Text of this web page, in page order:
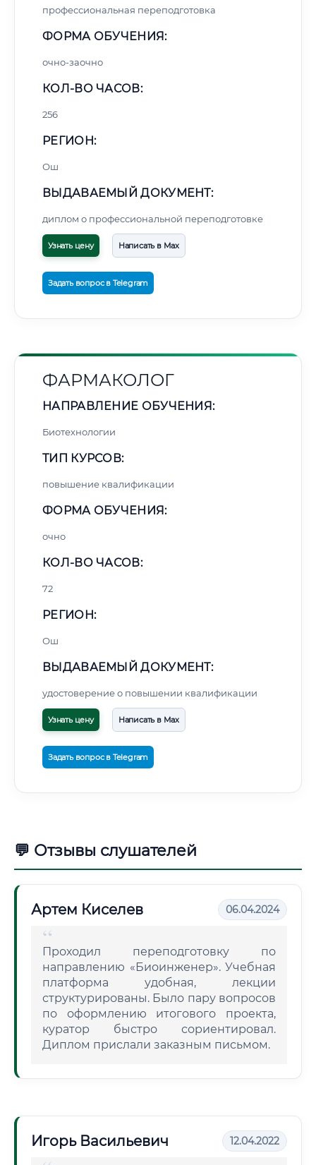
профессиональная переподготовка
ФОРМА ОБУЧЕНИЯ:
очно-заочно
КОЛ-ВО ЧАСОВ:
256
РЕГИОН:
Ош
ВЫДАВАЕМЫЙ ДОКУМЕНТ:
диплом о профессиональной переподготовке
Узнать цену Написать в Max
Задать вопрос в Telegram
ФАРМАКОЛОГ
НАПРАВЛЕНИЕ ОБУЧЕНИЯ:
Биотехнологии
ТИП КУРСОВ:
повышение квалификации
ФОРМА ОБУЧЕНИЯ:
очно
КОЛ-ВО ЧАСОВ:
72
РЕГИОН:
Ош
ВЫДАВАЕМЫЙ ДОКУМЕНТ:
удостоверение о повышении квалификации
Узнать цену Написать в Max
Задать вопрос в Telegram
💬 Отзывы слушателей
Артем Киселев 06.04.2024
Проходил переподготовку по
направлению «Биоинженер». Учебная
платформа удобная, лекции
структурированы. Было пару вопросов
по оформлению итогового проекта,
куратор быстро сориентировал.
Диплом прислали заказным письмом.
Игорь Васильевич 12.04.2022